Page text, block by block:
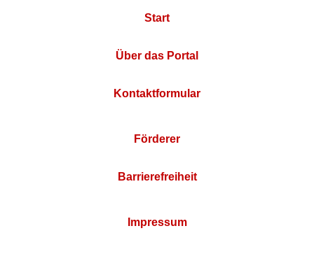
Start
Über das Portal
Kontaktformular
Förderer
Barrierefreiheit
Impressum